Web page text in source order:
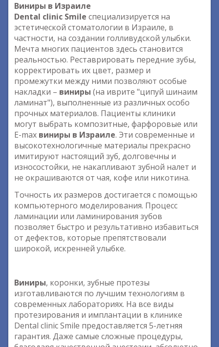
Виниры в Израиле
Dental clinic Smile специализируется на
эстетической стоматологии в Израиле, в
частности, на создании голливудской улыбки.
Мечта многих пациентов здесь становится
реальностью. Реставрировать передние зубы,
корректировать их цвет, размер и
промежутки между ними позволяют особые
накладки – виниры (на иврите "ципуй шинаим
ламинат"), выполненные из различных особо
прочных материалов. Пациенты клиники
могут выбрать композитные, фарфоровые или
E-max виниры в Израиле. Эти современные и
высокотехнологичные материалы прекрасно
имитируют настоящий зуб, долговечны и
износостойки, не накапливают зубной налет и
не окрашиваются от чая, кофе или никотина.
Точность их размеров достигается с помощью
компьютерного моделирования. Процесс
ламинации или ламинирования зубов
позволяет быстро и результативно избавиться
от дефектов, которые препятствовали
широкой, искренней улыбке.
Виниры, коронки, зубные протезы
изготавливаются по лучшим технологиям в
современных лабораториях. На все виды
протезирования и имплантации в клинике
Dental clinic Smile предоставляется 5-летняя
гарантия. Даже самые сложные процедуры,